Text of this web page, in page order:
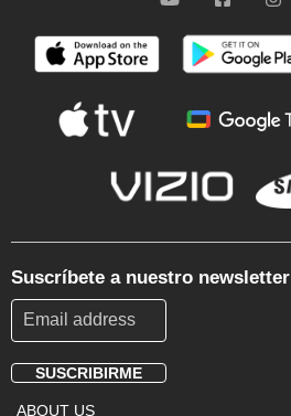
Suscríbete a nuestro newsletter
SUSCRIBIRME
ABOUT US